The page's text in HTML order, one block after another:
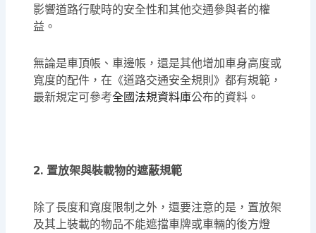
影響道路行駛時的安全性和其他交通參與者的權
益。
無論是車頂帳、車邊帳，還是其他增加車身高度或
寬度的配件，在《道路交通安全規則》都有規範，
最新規定可參考全國法規資料庫公布的資料。
2. 置放架與裝載物的遮蔽規範
除了長度和寬度限制之外，還要注意的是，置放架
及其上裝載的物品不能遮擋車牌或車輛的後方燈